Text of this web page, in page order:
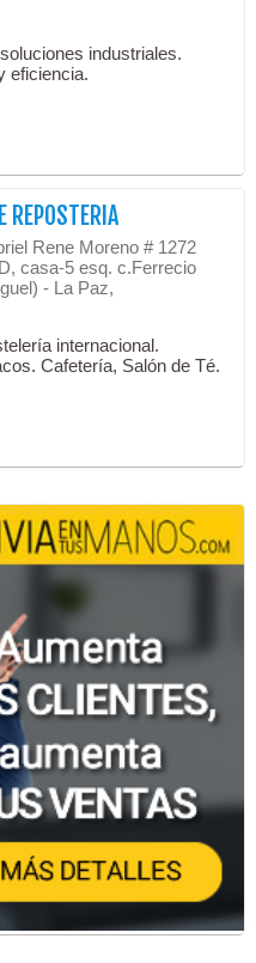
industriales.
eficiencia.
REPOSTERIA
Rene Moreno # 1272
casa-5 esq. c.Ferrecio
- La Paz,
internacional.
Cafetería, Salón de Té.